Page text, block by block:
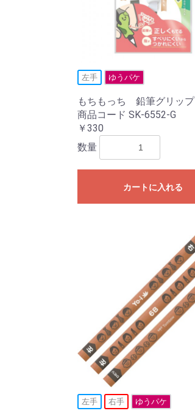
左手 ゆうパケ
もちもっち 鉛筆グリップ
商品コード SK-6552-G
￥330
数量
カートに入れる
左手 右手 ゆうパケ